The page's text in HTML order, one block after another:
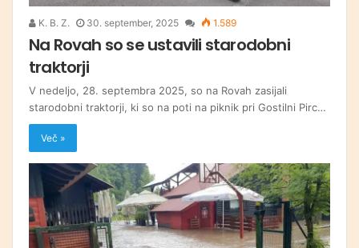
K. B. Z. 30. september, 2025 1.589
Na Rovah so se ustavili starodobni
traktorji
V nedeljo, 28. septembra 2025, so na Rovah zasijali
starodobni traktorji, ki so na poti na piknik pri Gostilni Pirc…
Več »